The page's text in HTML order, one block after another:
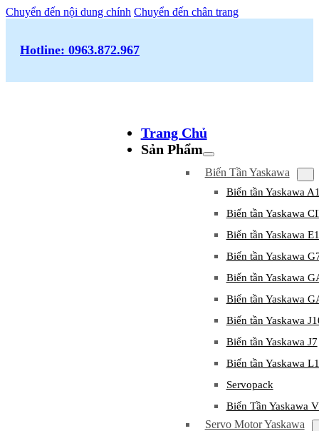
Chuyển đến nội dung chính Chuyển đến chân trang
Hotline: 0963.872.967
Trang Chủ
Sản Phẩm
Biến Tần Yaskawa
Biến tần Yaskawa
Biến tần Yaskawa
Biến tần Yaskawa
Biến tần Yaskawa
Biến tần Yaskawa
Biến tần Yaskawa
Biến tần Yaskawa
Biến tần Yaskawa J7
Biến tần Yaskawa
Servopack
Biến Tần Yaskawa
Servo Motor Yaskawa